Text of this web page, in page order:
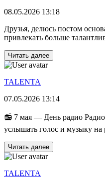
08.05.2026 13:18
Друзья, делюсь постом
привлекать больше
Читать далее
TALENTA
07.05.2026 13:14
📻 7 мая — День радио
услышать голос и музыку на
Читать далее
TALENTA